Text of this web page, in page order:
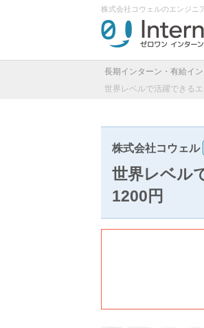
株式会社コウェルのエンジニ
長期インターン・有給イ
世界レベルで活躍できる
株式会社コウェル
世界レベル
1200円